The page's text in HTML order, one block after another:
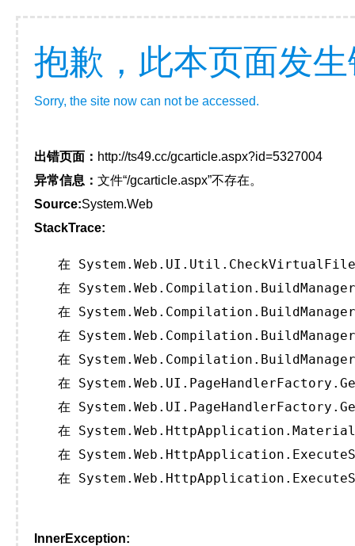
抱歉，此本页面发
Sorry, the site now can not be accessed.
出错页面： http://ts49.cc/gcarticle.aspx?id=5327004
异常信息： 文件“/gcarticle.aspx”不存在。
Source:System.Web
StackTrace:
在
在
在
在
在
在
在
在
在
在
InnerException: